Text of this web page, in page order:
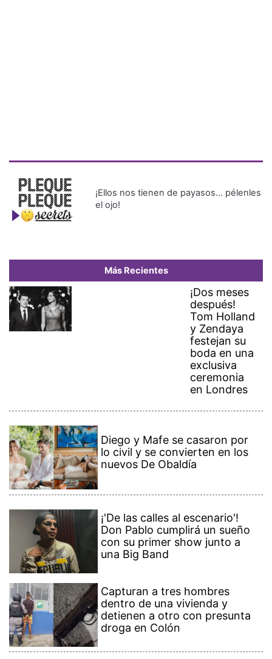
¡Ellos nos tienen de payasos… pélenles
el ojo!
Más Recientes
¡Dos meses
después!
Tom Holland
y Zendaya
festejan su
boda en una
exclusiva
ceremonia
en Londres
Diego y Mafe se casaron por
lo civil y se convierten en los
nuevos De Obaldía
¡'De las calles al escenario'!
Don Pablo cumplirá un sueño
con su primer show junto a
una Big Band
Capturan a tres hombres
dentro de una vivienda y
detienen a otro con presunta
droga en Colón